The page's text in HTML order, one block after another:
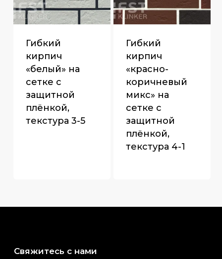
Гибкий
кирпич
«белый» на
сетке с
защитной
плёнкой,
текстура 3-5
Гибкий
кирпич
«красно-
коричневый
микс» на
сетке с
защитной
плёнкой,
текстура 4-1
Свяжитесь с нами